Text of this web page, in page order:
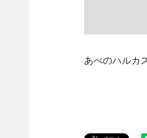
あべのハルカ